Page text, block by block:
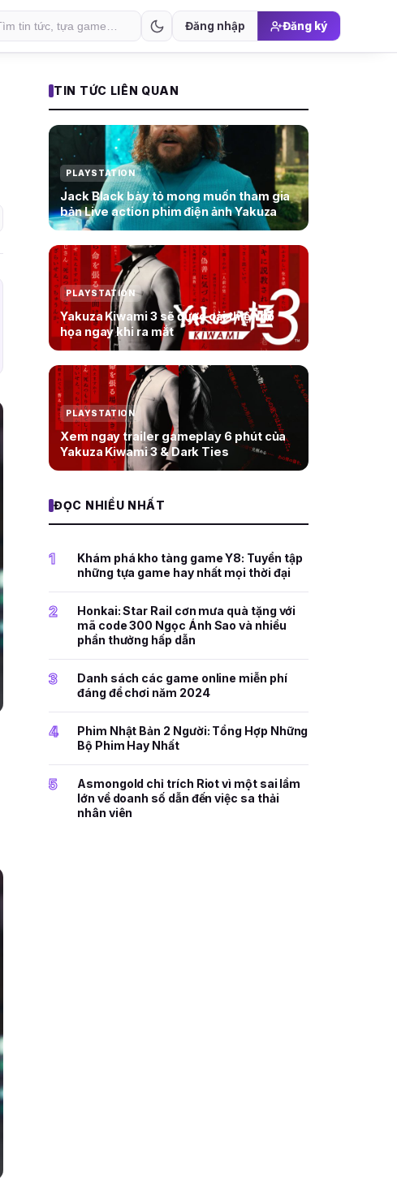
Đăng nhập Đăng ký
TIN TỨC LIÊN QUAN
PLAYSTATION
Jack Black bày tỏ mong muốn tham gia
bản Live action phim điện ảnh Yakuza
PLAYSTATION
Yakuza Kiwami 3 sẽ được cải thiện đồ
họa ngay khi ra mắt
PLAYSTATION
Xem ngay trailer gameplay 6 phút của
Yakuza Kiwami 3 & Dark Ties
ĐỌC NHIỀU NHẤT
1
Khám phá kho tàng game Y8: Tuyển tập
những tựa game hay nhất mọi thời đại
2
Honkai: Star Rail cơn mưa quà tặng với
mã code 300 Ngọc Ánh Sao và nhiều
phần thưởng hấp dẫn
3
Danh sách các game online miễn phí
đáng để chơi năm 2024
4
Phim Nhật Bản 2 Người: Tổng Hợp Những
Bộ Phim Hay Nhất
5
Asmongold chỉ trích Riot vì một sai lầm
lớn về doanh số dẫn đến việc sa thải
nhân viên